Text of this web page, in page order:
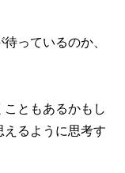
っているのか、
ともあるかもし
るように思考す